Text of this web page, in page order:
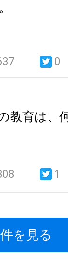
。
0
教育は、
1
を見る